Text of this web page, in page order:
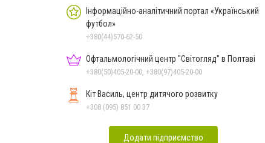
Інформаційно-аналітичний портал «Український
футбол»
+380(44)570-62-50
Офтальмологічний центр "Світогляд" в Полтаві
+380(50)405-20-00, +380(97)405-20-00
Кіт Василь, центр дитячого розвитку
+308 (095) 851 00 37
Додати підприємство